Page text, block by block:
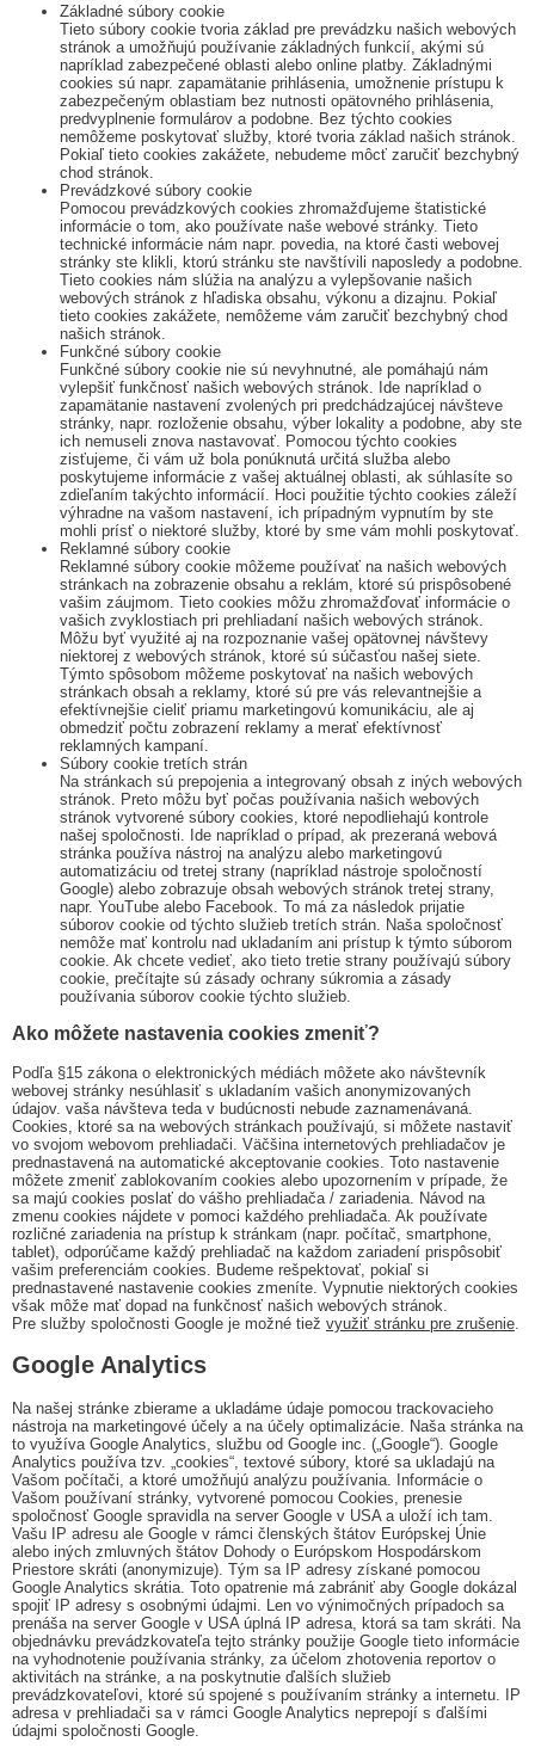
Základné súbory cookie
Tieto súbory cookie tvoria základ pre prevádzku našich webových
stránok a umožňujú používanie základných funkcií, akými sú
napríklad zabezpečené oblasti alebo online platby. Základnými
cookies sú napr. zapamätanie prihlásenia, umožnenie prístupu k
zabezpečeným oblastiam bez nutnosti opätovného prihlásenia,
predvyplnenie formulárov a podobne. Bez týchto cookies
nemôžeme poskytovať služby, ktoré tvoria základ našich stránok.
Pokiaľ tieto cookies zakážete, nebudeme môcť zaručiť bezchybný
chod stránok.
Prevádzkové súbory cookie
Pomocou prevádzkových cookies zhromažďujeme štatistické
informácie o tom, ako používate naše webové stránky. Tieto
technické informácie nám napr. povedia, na ktoré časti webovej
stránky ste klikli, ktorú stránku ste navštívili naposledy a podobne.
Tieto cookies nám slúžia na analýzu a vylepšovanie našich
webových stránok z hľadiska obsahu, výkonu a dizajnu. Pokiaľ
tieto cookies zakážete, nemôžeme vám zaručiť bezchybný chod
našich stránok.
Funkčné súbory cookie
Funkčné súbory cookie nie sú nevyhnutné, ale pomáhajú nám
vylepšiť funkčnosť našich webových stránok. Ide napríklad o
zapamätanie nastavení zvolených pri predchádzajúcej návšteve
stránky, napr. rozloženie obsahu, výber lokality a podobne, aby ste
ich nemuseli znova nastavovať. Pomocou týchto cookies
zisťujeme, či vám už bola ponúknutá určitá služba alebo
poskytujeme informácie z vašej aktuálnej oblasti, ak súhlasíte so
zdieľaním takýchto informácií. Hoci použitie týchto cookies záleží
výhradne na vašom nastavení, ich prípadným vypnutím by ste
mohli prísť o niektoré služby, ktoré by sme vám mohli poskytovať.
Reklamné súbory cookie
Reklamné súbory cookie môžeme používať na našich webových
stránkach na zobrazenie obsahu a reklám, ktoré sú prispôsobené
vašim záujmom. Tieto cookies môžu zhromažďovať informácie o
vašich zvyklostiach pri prehliadaní našich webových stránok.
Môžu byť využité aj na rozpoznanie vašej opätovnej návštevy
niektorej z webových stránok, ktoré sú súčasťou našej siete.
Týmto spôsobom môžeme poskytovať na našich webových
stránkach obsah a reklamy, ktoré sú pre vás relevantnejšie a
efektívnejšie cieliť priamu marketingovú komunikáciu, ale aj
obmedziť počtu zobrazení reklamy a merať efektívnosť
reklamných kampaní.
Súbory cookie tretích strán
Na stránkach sú prepojenia a integrovaný obsah z iných webových
stránok. Preto môžu byť počas používania našich webových
stránok vytvorené súbory cookies, ktoré nepodliehajú kontrole
našej spoločnosti. Ide napríklad o prípad, ak prezeraná webová
stránka používa nástroj na analýzu alebo marketingovú
automatizáciu od tretej strany (napríklad nástroje spoločností
Google) alebo zobrazuje obsah webových stránok tretej strany,
napr. YouTube alebo Facebook. To má za následok prijatie
súborov cookie od týchto služieb tretích strán. Naša spoločnosť
nemôže mať kontrolu nad ukladaním ani prístup k týmto súborom
cookie. Ak chcete vedieť, ako tieto tretie strany používajú súbory
cookie, prečítajte sú zásady ochrany súkromia a zásady
používania súborov cookie týchto služieb.
Ako môžete nastavenia cookies zmeniť?
Podľa §15 zákona o elektronických médiách môžete ako návštevník
webovej stránky nesúhlasiť s ukladaním vašich anonymizovaných
údajov. vaša návšteva teda v budúcnosti nebude zaznamenávaná.
Cookies, ktoré sa na webových stránkach používajú, si môžete nastaviť
vo svojom webovom prehliadači. Väčšina internetových prehliadačov je
prednastavená na automatické akceptovanie cookies. Toto nastavenie
môžete zmeniť zablokovaním cookies alebo upozornením v prípade, že
sa majú cookies poslať do vášho prehliadača / zariadenia. Návod na
zmenu cookies nájdete v pomoci každého prehliadača. Ak používate
rozličné zariadenia na prístup k stránkam (napr. počítač, smartphone,
tablet), odporúčame každý prehliadač na každom zariadení prispôsobiť
vašim preferenciám cookies. Budeme rešpektovať, pokiaľ si
prednastavené nastavenie cookies zmeníte. Vypnutie niektorých cookies
však môže mať dopad na funkčnosť našich webových stránok.
Pre služby spoločnosti Google je možné tiež využiť stránku pre zrušenie
Google Analytics
Na našej stránke zbierame a ukladáme údaje pomocou trackovacieho
nástroja na marketingové účely a na účely optimalizácie. Naša stránka na
to využíva Google Analytics, službu od Google inc. („Google“). Google
Analytics používa tzv. „cookies“, textové súbory, ktoré sa ukladajú na
Vašom počítači, a ktoré umožňujú analýzu používania. Informácie o
Vašom používaní stránky, vytvorené pomocou Cookies, prenesie
spoločnosť Google spravidla na server Google v USA a uloží ich tam.
Vašu IP adresu ale Google v rámci členských štátov Európskej Únie
alebo iných zmluvných štátov Dohody o Európskom Hospodárskom
Priestore skráti (anonymizuje). Tým sa IP adresy získané pomocou
Google Analytics skrátia. Toto opatrenie má zabrániť aby Google dokázal
spojiť IP adresy s osobnými údajmi. Len vo výnimočných prípadoch sa
prenáša na server Google v USA úplná IP adresa, ktorá sa tam skráti. Na
objednávku prevádzkovateľa tejto stránky použije Google tieto informácie
na vyhodnotenie používania stránky, za účelom zhotovenia reportov o
aktivitách na stránke, a na poskytnutie ďalších služieb
prevádzkovateľovi, ktoré sú spojené s používaním stránky a internetu. IP
adresa v prehliadači sa v rámci Google Analytics neprepojí s ďalšími
údajmi spoločnosti Google.